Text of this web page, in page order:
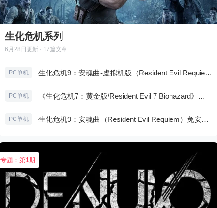
生化危机系列
6月28日 更新 · 17篇文章
PC单机 生化危机9：安魂曲-虚拟机版（Resident Evil Requiem HYPERVISOR）免安装中文版
PC单机 《生化危机7：黄金版/Resident Evil 7 Biohazard》免安装中文版
PC单机 生化危机9：安魂曲（Resident Evil Requiem）免安装中文版
专题：第1期